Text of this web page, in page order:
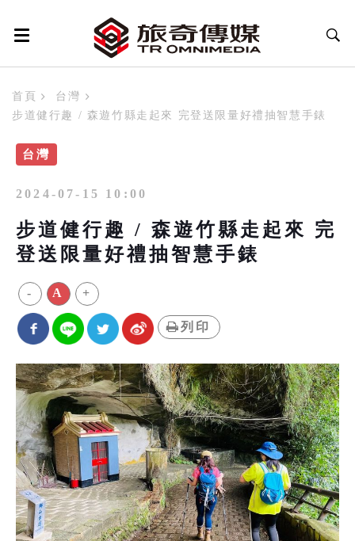
首頁
台灣
步道健行趣 / 森遊竹縣走起來 完登送限量好禮抽智慧手錶
台灣
2024-07-15 10:00
步道健行趣 / 森遊竹縣走起來 完
登送限量好禮抽智慧手錶
- A +
列印